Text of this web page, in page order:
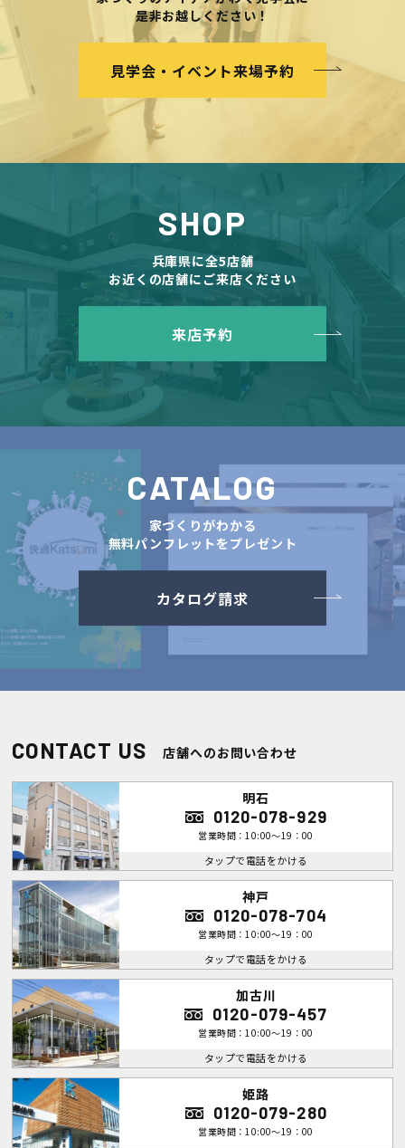
是非お越しください！
見学会・イベント来場予約
SHOP
兵庫県に全5店舗
お近くの店舗にご来店ください
来店予約
CATALOG
家づくりがわかる
無料パンフレットをプレゼント
カタログ請求
CONTACT US 店舗へのお問い合わせ
明石
0120-078-929
営業時間：10:00～19：00
タップで電話をかける
神戸
0120-078-704
営業時間：10:00～19：00
タップで電話をかける
加古川
0120-079-457
営業時間：10:00～19：00
タップで電話をかける
姫路
0120-079-280
営業時間：10:00～19：00